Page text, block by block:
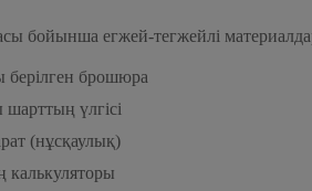
бойынша егжей-тегжейлі
берілген брошюра
үлгісі
(нұсқаулық)